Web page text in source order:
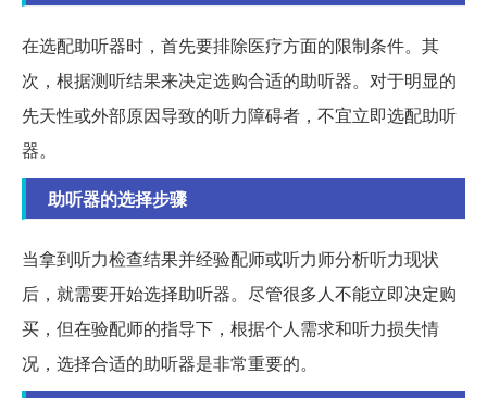
在选配助听器时，首先要排除医疗方面的限制条件。其
次，根据测听结果来决定选购合适的助听器。对于明显的
先天性或外部原因导致的听力障碍者，不宜立即选配助听
器。
助听器的选择步骤
当拿到听力检查结果并经验配师或听力师分析听力现状
后，就需要开始选择助听器。尽管很多人不能立即决定购
买，但在验配师的指导下，根据个人需求和听力损失情
况，选择合适的助听器是非常重要的。